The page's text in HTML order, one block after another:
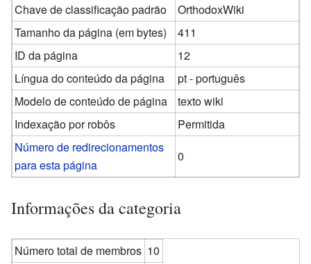
Chave de classificação padrão
OrthodoxWiki
Tamanho da página (em bytes)
411
ID da página
12
Língua do conteúdo da página
pt - português
Modelo de conteúdo de página
texto wiki
Indexação por robôs
Permitida
Número de redirecionamentos
para esta página
0
Informações da categoria
Número total de membros 10